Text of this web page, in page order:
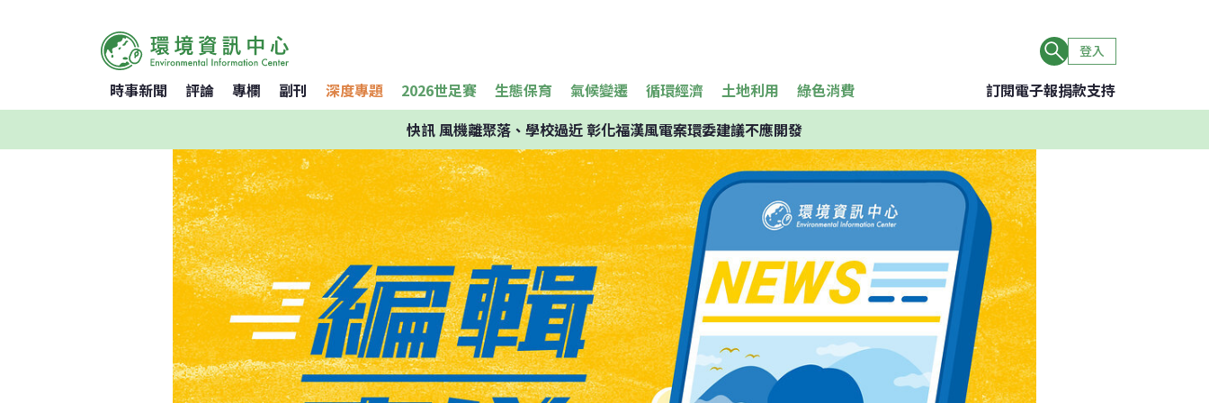
登入
時事新聞 評論 專欄 副刊 深度專題 2026世足賽 生態保育 氣候變遷 循環經濟 土地利用 綠色消費 訂閱電子報捐款支持
快訊風機離聚落、學校過近 彰化福漢風電案環委建議不應開發